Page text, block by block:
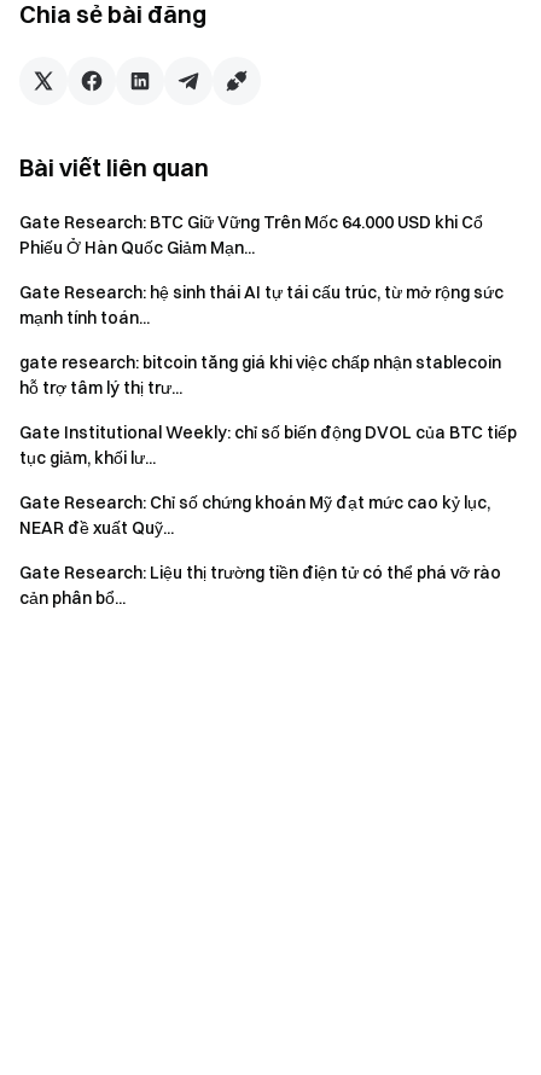
Việc đầu tư vào thị trường tiền điện tử tiềm ẩn rủi ro cao.
chất của tài sản cũng như sản phẩm trước khi đưa ra bất kỳ
quyết định đầu tư nào.
bất kỳ tổn thất hoặc thiệt hại nào phát sinh từ các quyết
định như vậy.
Ngày 10 tháng 6 năm 2026
Cổng vào Tiền điện tử
Giao dịch hơn 4,900 loại tiền điện tử một cách an toàn,
nhanh chóng và dễ dàng
Đăng kývà nhận phần thưởng chào mừng lên tới $10,000
Mời bạn bèvà kiếm hoa hồng 40%
Chia sẻ bài đăng
Bài viết liên quan
Gate Research: BTC Giữ Vững Trên Mốc 64.000 USD khi Cổ
Phiếu Ở Hàn Quốc Giảm Mạn...
Gate Research: hệ sinh thái AI tự tái cấu trúc, từ mở rộng sức
mạnh tính toán...
gate research: bitcoin tăng giá khi việc chấp nhận stablecoin
hỗ trợ tâm lý thị trư...
Gate Institutional Weekly: chỉ số biến động DVOL của BTC tiếp
tục giảm, khối lư...
Gate Research: Chỉ số chứng khoán Mỹ đạt mức cao kỷ lục,
NEAR đề xuất Quỹ...
Gate Research: Liệu thị trường tiền điện tử có thể phá vỡ rào
cản phân bổ...